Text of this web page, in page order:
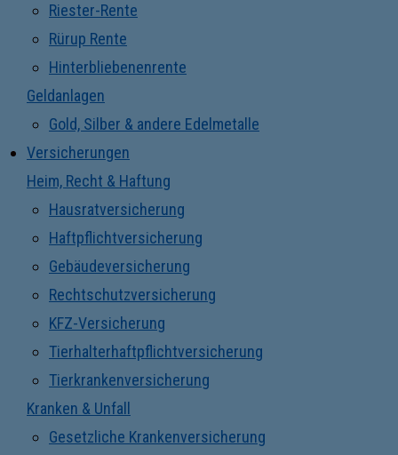
Riester-Rente
Rürup Rente
Hinterbliebenenrente
Geldanlagen
Gold, Silber & andere Edelmetalle
Versicherungen
Heim, Recht & Haftung
Hausratversicherung
Haftpflichtversicherung
Gebäudeversicherung
Rechtschutzversicherung
KFZ-Versicherung
Tierhalterhaftpflichtversicherung
Tierkrankenversicherung
Kranken & Unfall
Gesetzliche Krankenversicherung